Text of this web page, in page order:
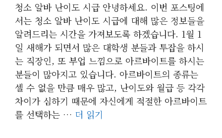
청소 알바 난이도 시급 안녕하세요. 이번 포스팅에
서는 청소 알바 난이도 시급에 대해 많은 정보들을
알려드리는 시간을 가져보도록 하겠습니다. 1월 1
일 새해가 되면서 많은 대학생 분들과 투잡을 하시
는 직장인, 또 부업 느낌으로 아르바이트를 하시는
분들이 많아지고 있습니다. 아르바이트의 종류는
셀 수 없을 만큼 매우 많고, 난이도와 월급 등 각각
차이가 심하기 때문에 자신에게 적절한 아르바이트
를 선택하는 … 더 읽기